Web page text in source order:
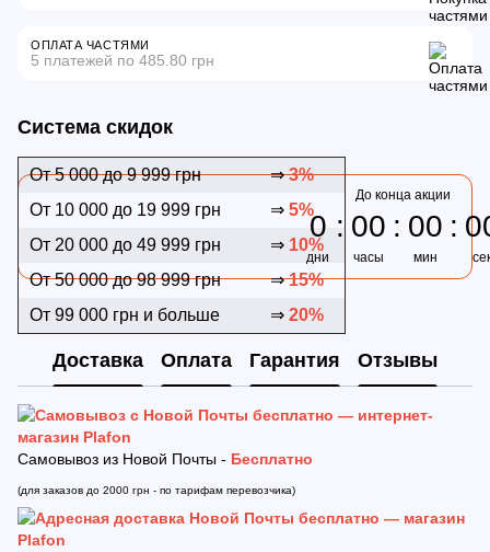
ОПЛАТА ЧАСТЯМИ
5 платежей по 485.80 грн
Система скидок
От 5 000 до 9 999 грн ⇒3%
От 10 000 до 19 999 грн
⇒ 5%
От 20 000 до 49 999 грн
⇒ 10%
От 50 000 до 98 999 грн
⇒15%
От 99 000 грн и больше
⇒ 20%
До конца акции
0
дни
00
часы
00
мин
Доставка Оплата Гарантия Отзывы
Самовывоз из Новой Почты - Бесплатно
(для заказов до 2000 грн - по тарифам перевозчика)